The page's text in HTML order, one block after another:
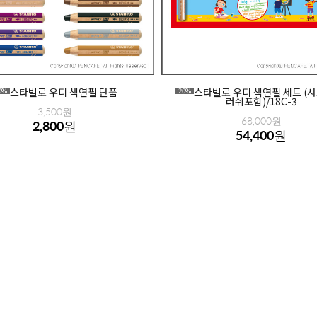
스타빌로 우디 색연필 단품
3,500원
2,800원
20% 스타빌로 우디 색연필 세트 (
러쉬포함)/18C-3
68,000원
54,400원